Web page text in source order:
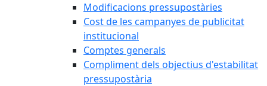
Modificacions pressupostàries
Cost de les campanyes de publicitat
institucional
Comptes generals
Compliment dels objectius d'estabilitat
pressupostària